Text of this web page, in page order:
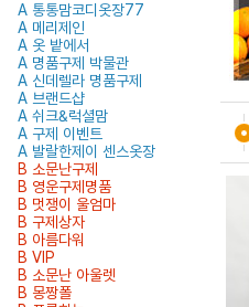
A 통통맘코디옷장77
A 메리제인
A 옷 밭에서
A 명품구제 박물관
A 신데렐라 명품구제
A 브랜드샵
A 쉬크&럭셜맘
A 구제 이벤트
A 발랄한제이 센스옷장
B 소문난구제
B 영운구제명품
B 멋쟁이 울엄마
B 구제상자
B 아름다워
B VIP
B 소문난 아울렛
B 몽짱폴